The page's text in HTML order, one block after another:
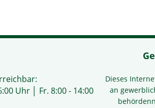
Uhr │ Fr. 8:00 - 14:00
Dieses
an